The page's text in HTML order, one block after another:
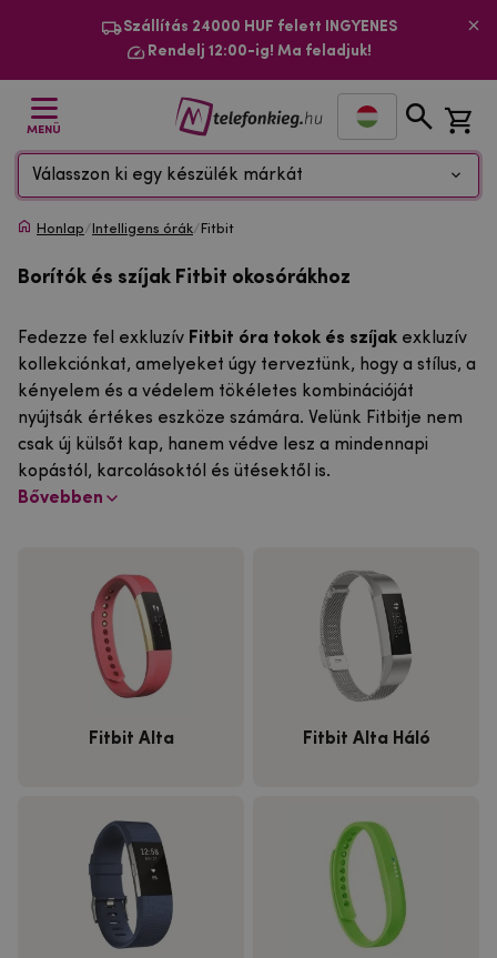
Szállítás 24000 HUF felett INGYENES
Rendelj 12:00-ig! Ma feladjuk!
MENÜ
Válasszon ki egy készülék márkát
Honlap/ Intelligens órák/ Fitbit
Borítók és szíjak Fitbit okosórákhoz
Fedezze fel exkluzív Fitbit óra tokok és szíjak exkluzív
kollekciónkat, amelyeket úgy terveztünk, hogy a stílus, a
kényelem és a védelem tökéletes kombinációját
nyújtsák értékes eszköze számára. Velünk Fitbitje nem
csak új külsőt kap, hanem védve lesz a mindennapi
kopástól, karcolásoktól és ütésektől is.
Bővebben
Fitbit Alta Fitbit Alta Háló